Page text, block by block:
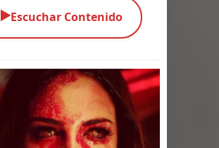
los Vivos
Parte 01: Escondido a Plena Luz
Parte 02: El Enemigo de mi Enemigo
▶️Escuchar Contenido